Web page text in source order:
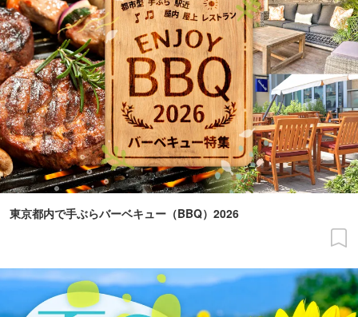
東京都内で手ぶらバーベキュー（BBQ）2026